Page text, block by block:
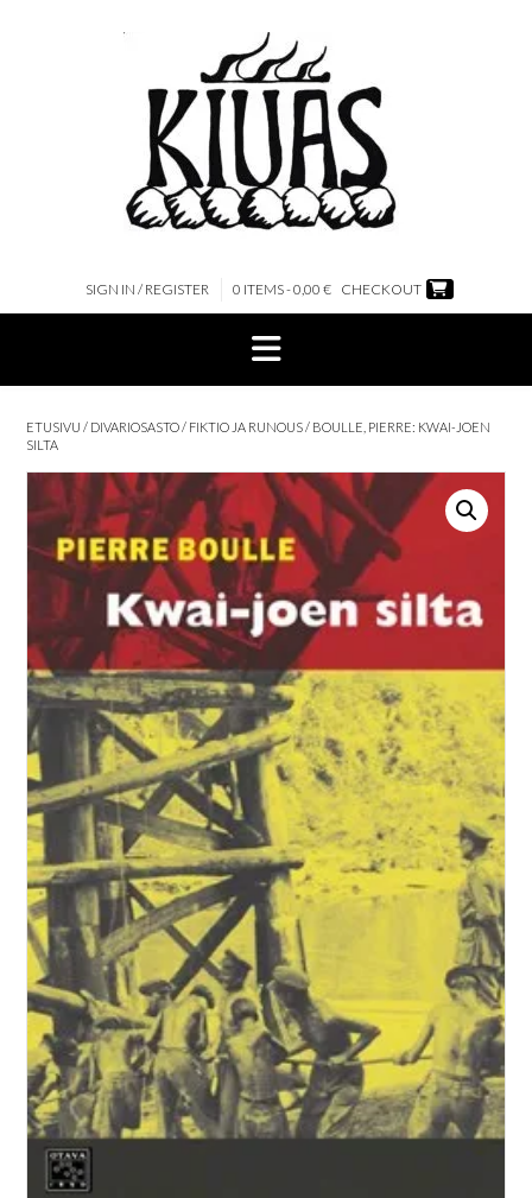
SIGN IN / REGISTER 0 ITEMS - 0,00 € CHECKOUT
ETUSIVU / DIVARIOSASTO/ FIKTIO JA RUNOUS/ BOULLE, PIERRE: KWAI-JOEN
SILTA